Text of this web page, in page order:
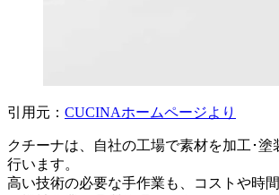
引用元： CUCINAホームページより
クチーナは、自社の工場で素材を加工･塗
行います。
高い技術の必要な手作業も、コストや時